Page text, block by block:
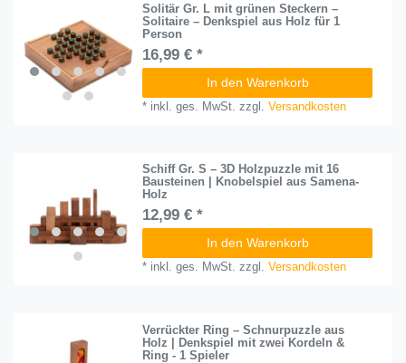
Solitär Gr. L mit grünen Steckern –
Solitaire – Denkspiel aus Holz für 1
Person
16,99 € *
In den Warenkorb
* inkl. ges. MwSt. zzgl.Versandkosten
Schiff Gr. S – 3D Holzpuzzle mit 16
Bausteinen | Knobelspiel aus Samena-
Holz
12,99 € *
In den Warenkorb
* inkl. ges. MwSt. zzgl.Versandkosten
Verrückter Ring – Schnurpuzzle aus
Holz | Denkspiel mit zwei Kordeln &
Ring - 1 Spieler